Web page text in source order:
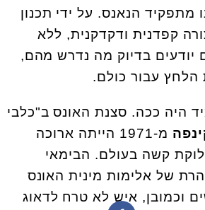
מתפקיד הנאנס. על ידי תכנון
קפדנית ודקדקנית, ללא
יודעים בדיוק מה נדרש מהם,
הלחץ עבור כולם.
היה ככה. סצנת האונס ב"כלבי
מ-1971 הייתה ארוכה
קשה בעולם. הבימאי
של אלימות מינית האונס
וכמובן, איש לא טרח לדאוג